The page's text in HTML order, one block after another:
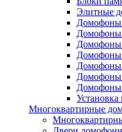
Элитные
Домофоны
Многоквартирные